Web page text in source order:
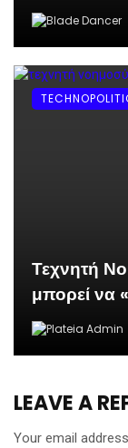
Τεχνητή
μπορεί να
LEAVE A
Your email